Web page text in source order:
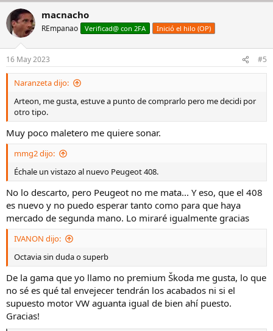
macnacho
REmpanao Verificad@ con 2FA Inició el hilo (OP)
16 May 2023 #5
Naranzeta dijo:
Arteon, me gusta, estuve a punto de comprarlo pero me decidi por
otro tipo.
Muy poco maletero me quiere sonar.
mmg2 dijo:
Échale un vistazo al nuevo Peugeot 408.
No lo descarto, pero Peugeot no me mata... Y eso, que el 408
es nuevo y no puedo esperar tanto como para que haya
mercado de segunda mano. Lo miraré igualmente gracias
IVANON dijo:
Octavia sin duda o superb
De la gama que yo llamo no premium Škoda me gusta, lo que
no sé es qué tal envejecer tendrán los acabados ni si el
supuesto motor VW aguanta igual de bien ahí puesto.
Gracias!